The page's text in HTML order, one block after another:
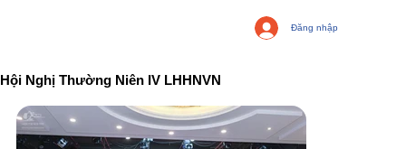
Đăng nhập
Hội Nghị Thường Niên IV LHHNVN